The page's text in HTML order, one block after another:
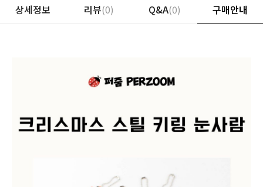
상세정보 리뷰(0) Q&A(0) 구매안내